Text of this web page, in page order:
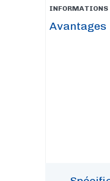
INFORMATIONS
Avantages